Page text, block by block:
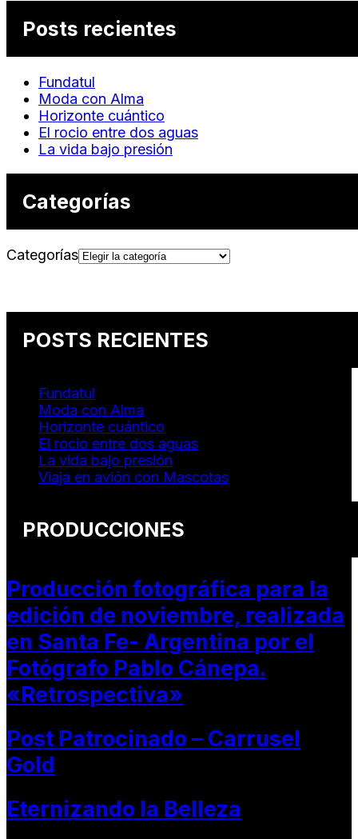
Posts recientes
Fundatul
Moda con Alma
Horizonte cuántico
El rocio entre dos aguas
La vida bajo presión
Categorías
Categorías
POSTS RECIENTES
Fundatul
Moda con Alma
Horizonte cuántico
El rocio entre dos aguas
La vida bajo presión
Viaja en avión con Mascotas
PRODUCCIONES
Producción fotográfica para la
edición de noviembre, realizada
en Santa Fe- Argentina por el
Fotógrafo Pablo Cánepa.
«Retrospectiva»
Post Patrocinado – Carrusel
Gold
Eternizando la Belleza